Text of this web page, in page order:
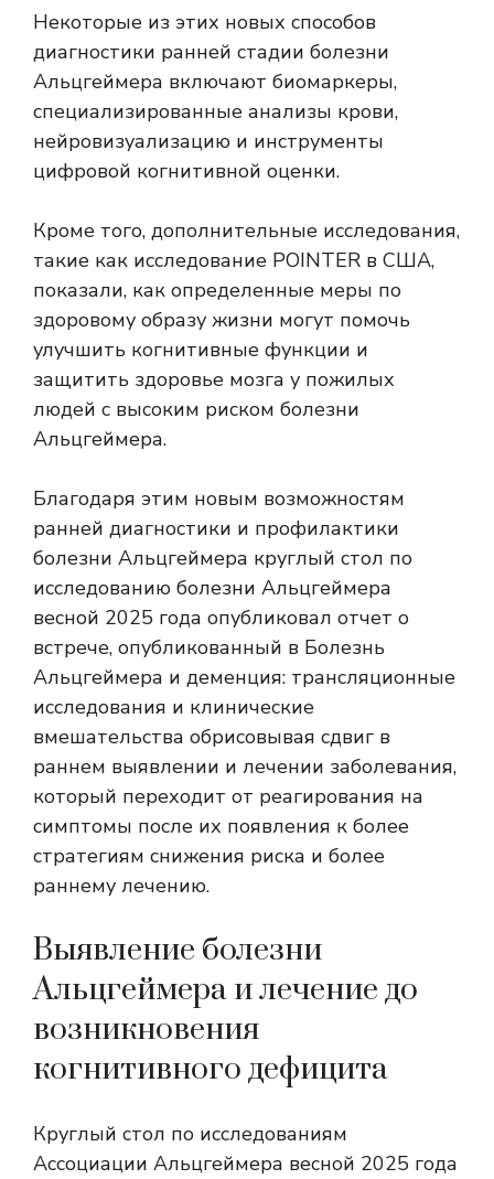
Некоторые из этих новых способов
диагностики ранней стадии болезни
Альцгеймера включают биомаркеры,
специализированные анализы крови,
нейровизуализацию и инструменты
цифровой когнитивной оценки.
Кроме того, дополнительные исследования,
такие как исследование POINTER в США,
показали, как определенные меры по
здоровому образу жизни могут помочь
улучшить когнитивные функции и
защитить здоровье мозга у пожилых
людей с высоким риском болезни
Альцгеймера.
Благодаря этим новым возможностям
ранней диагностики и профилактики
болезни Альцгеймера круглый стол по
исследованию болезни Альцгеймера
весной 2025 года опубликовал отчет о
встрече, опубликованный в Болезнь
Альцгеймера и деменция: трансляционные
исследования и клинические
вмешательства обрисовывая сдвиг в
раннем выявлении и лечении заболевания,
который переходит от реагирования на
симптомы после их появления к более
стратегиям снижения риска и более
раннему лечению.
Выявление болезни
Альцгеймера и лечение до
возникновения
когнитивного дефицита
Круглый стол по исследованиям
Ассоциации Альцгеймера весной 2025 года